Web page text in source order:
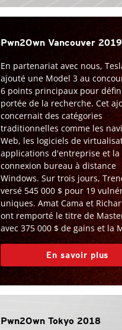
Pwn2Own Vancouver 2019
En partenariat avec nous,
ajouté une Model 3 au
6 points principaux pour
portée de la recherche. Cet
concernait des catégories
traditionnelles comme les
Web, les logiciels de
applications d'entreprise et la
connexion bureau à distance
Windows. Sur trois jours,
versé 545 000 $ pour 19
uniques. Amat Cama et
ont remporté le titre de
avec 375 000 $ de gains et la
En savoir plus
Pwn2Own Tokyo 2018